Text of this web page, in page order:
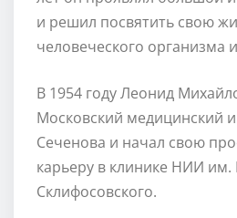
и решил посвятить свою
человеческого организма
В 1954 году Леонид
Московский медицинский
Сеченова и начал свою
карьеру в клинике НИИ им.
Склифосовского.